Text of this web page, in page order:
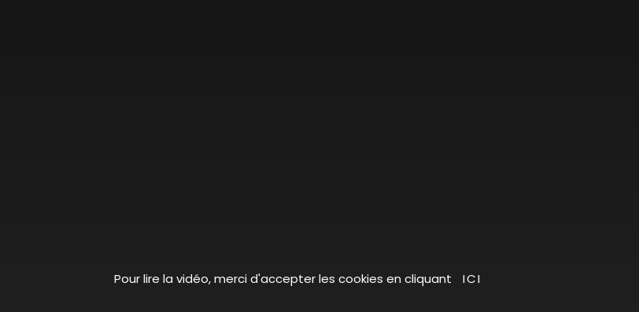
Pour lire la vidéo, merci d'accepter les cookies en cliquant ICI